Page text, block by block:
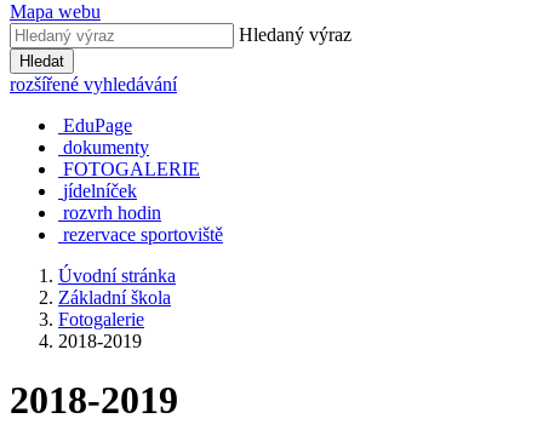
Mapa webu
Hledaný výraz
Hledat
rozšířené vyhledávání
EduPage
dokumenty
FOTOGALERIE
jídelníček
rozvrh hodin
rezervace sportoviště
Úvodní stránka
Základní škola
Fotogalerie
2018-2019
2018-2019